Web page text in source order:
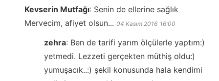
Kevserin Mutfağı: Senin de ellerine sağlık
Mervecim, afiyet olsun... 04 Kasım 2016 16:00
zehra: Ben de tarifi yarım ölçülerle yaptım:)
yetmedi. Lezzeti gerçekten müthiş oldu:)
yumuşacık..:) şekil konusunda hala kendimi